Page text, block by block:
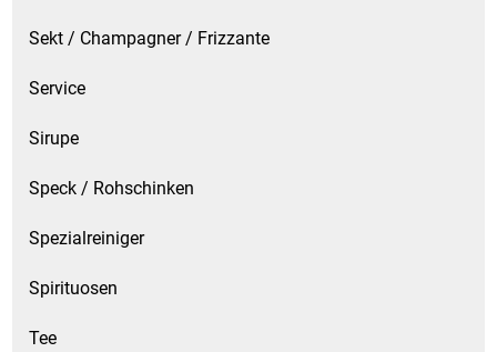
Sekt / Champagner / Frizzante
Service
Sirupe
Speck / Rohschinken
Spezialreiniger
Spirituosen
Tee